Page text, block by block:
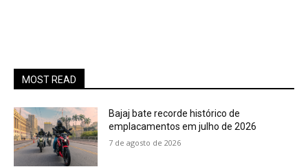
MOST READ
Bajaj bate recorde histórico de
emplacamentos em julho de 2026
7 de agosto de 2026